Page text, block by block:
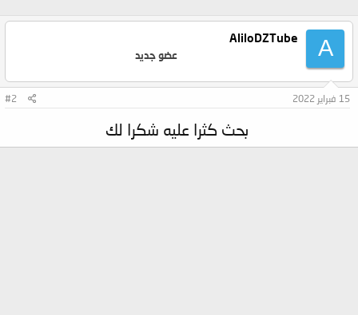
A
AliloDZTube
عضو جديد
15 فبراير 2022 #2
بحث كثرا عليه شكرا لك